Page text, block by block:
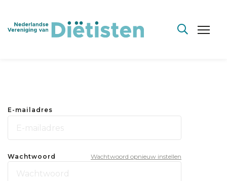
E-mailadres
Wachtwoord Wachtwoord opnieuw instellen